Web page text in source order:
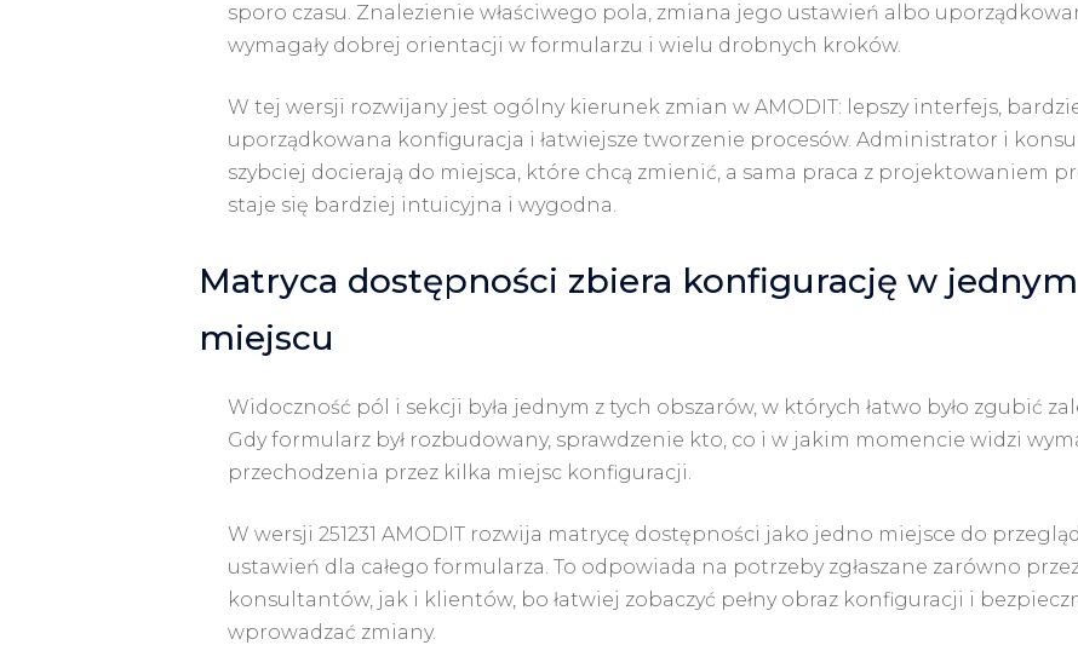
sporo czasu. Znalezienie właściwego pola, zmiana jego ustawień albo
wymagały dobrej orientacji w formularzu i wielu drobnych kroków.
W tej wersji rozwijany jest ogólny kierunek zmian w AMODIT: lepszy interfejs,
uporządkowana konfiguracja i łatwiejsze tworzenie procesów. Administrator i
szybciej docierają do miejsca, które chcą zmienić, a sama praca z projektowaniem
staje się bardziej intuicyjna i wygodna.
Matryca dostępności zbiera konfigurację w jednym
miejscu
Widoczność pól i sekcji była jednym z tych obszarów, w których łatwo było zgubić
Gdy formularz był rozbudowany, sprawdzenie kto, co i w jakim momencie widzi
przechodzenia przez kilka miejsc konfiguracji.
W wersji 251231 AMODIT rozwija matrycę dostępności jako jedno miejsce do
ustawień dla całego formularza. To odpowiada na potrzeby zgłaszane zarówno
konsultantów, jak i klientów, bo łatwiej zobaczyć pełny obraz konfiguracji i
wprowadzać zmiany.